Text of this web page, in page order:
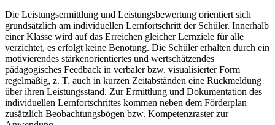
Die Leistungsermittlung und Leistungsbewertung orientiert sich
grundsätzlich am individuellen Lernfortschritt der Schüler. Innerhalb
einer Klasse wird auf das Erreichen gleicher Lernziele für alle
verzichtet, es erfolgt keine Benotung. Die Schüler erhalten durch ein
motivierendes stärkenorientiertes und wertschätzendes
pädagogisches Feedback in verbaler bzw. visualisierter Form
regelmäßig, z. T. auch in kurzen Zeitabständen eine Rückmeldung
über ihren Leistungsstand. Zur Ermittlung und Dokumentation des
individuellen Lernfortschrittes kommen neben dem Förderplan
zusätzlich Beobachtungsbögen bzw. Kompetenzraster zur